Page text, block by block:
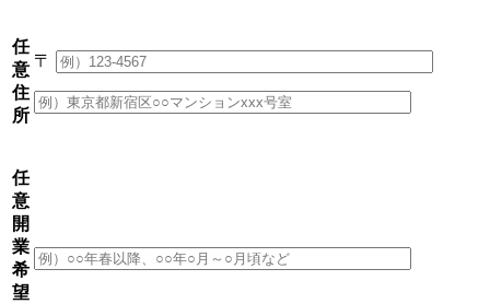
任
意
住
所
〒
任
意
開
業
希
望